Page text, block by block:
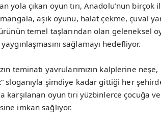
yola çıkan oyun tırı, Anadolu’nun
aşık oyunu, halat çekme, çuval
temel taşlarından olan geleneksel
sağlamayı hedefliyor.
teminatı yavrularımızın kalplerine
sloganıyla şimdiye kadar gittiği her
karşılanan oyun tırı yüzbinlerce çocuğa
imkan sağlıyor.